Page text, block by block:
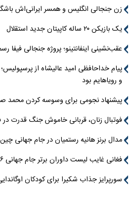
زن جنجالی انگلیس و همسر ایرانی‌اش
یک بازیکن ۲۰ ساله کاپیتان جدید استقلال
عقب‌نشینی اینفانتینو؛ پروژه جنجالی
پیام خداحافظی امید عالیشاه از
و رویاهایم بود
پیشنهاد نجومی برای وسوسه کردن محمد
فوتبال زنان، قربانی خاموش جنگ قدرت در
مدال برنز هانیه رستمیان در جام جهانی چین
فغانی غایب لیست داوران برتر جام جهانی ۲۰۲۶
سورپرایز جذاب شکیرا برای کودکان